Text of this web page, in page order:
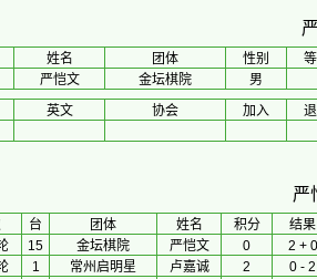
姓名 团体 性别
严恺文 金坛棋院
男
英文 协会 加入
严
台 团体 姓名 积分
结
15 金坛棋院 严恺文 0
2 + 0
1 常州启明星 卢嘉诚 2
0 - 2